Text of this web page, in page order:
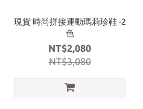
現貨 時尚拼接運動瑪莉珍鞋 -2
色
NT$2,080
NT$3,080